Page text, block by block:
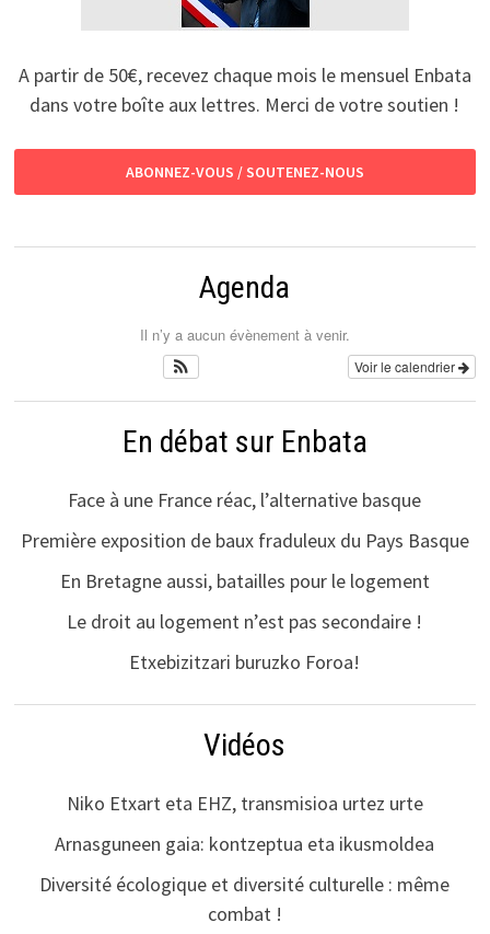
A partir de 50€, recevez chaque mois le mensuel Enbata
dans votre boîte aux lettres. Merci de votre soutien !
ABONNEZ-VOUS / SOUTENEZ-NOUS
Agenda
Il n’y a aucun évènement à venir.
Voir le calendrier
En débat sur Enbata
Face à une France réac, l’alternative basque
Première exposition de baux fraduleux du Pays Basque
En Bretagne aussi, batailles pour le logement
Le droit au logement n’est pas secondaire !
Etxebizitzari buruzko Foroa!
Vidéos
Niko Etxart eta EHZ, transmisioa urtez urte
Arnasguneen gaia: kontzeptua eta ikusmoldea
Diversité écologique et diversité culturelle : même
combat !